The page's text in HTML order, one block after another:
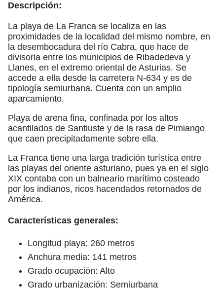
Descripción:
La playa de La Franca se localiza en las
proximidades de la localidad del mismo nombre, en
la desembocadura del río Cabra, que hace de
divisoria entre los municipios de Ribadedeva y
Llanes, en el extremo oriental de Asturias. Se
accede a ella desde la carretera N-634 y es de
tipología semiurbana. Cuenta con un amplio
aparcamiento.
Playa de arena fina, confinada por los altos
acantilados de Santiuste y de la rasa de Pimiango
que caen precipitadamente sobre ella.
La Franca tiene una larga tradición turística entre
las playas del oriente asturiano, pues ya en el siglo
XIX contaba con un balneario marítimo costeado
por los indianos, ricos hacendados retornados de
América.
Características generales:
Longitud playa: 260 metros
Anchura media: 141 metros
Grado ocupación: Alto
Grado urbanización: Semiurbana